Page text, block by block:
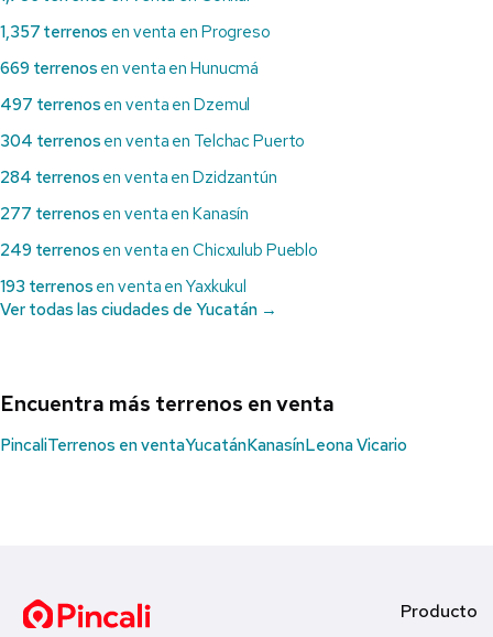
1,357 terrenos en venta en Progreso
669 terrenos en venta en Hunucmá
497 terrenos en venta en Dzemul
304 terrenos en venta en Telchac Puerto
284 terrenos en venta en Dzidzantún
277 terrenos en venta en Kanasín
249 terrenos en venta en Chicxulub Pueblo
193 terrenos en venta en Yaxkukul
Ver todas las ciudades de Yucatán →
Encuentra más terrenos en venta
PincaliTerrenos en ventaYucatánKanasínLeona Vicario
Producto